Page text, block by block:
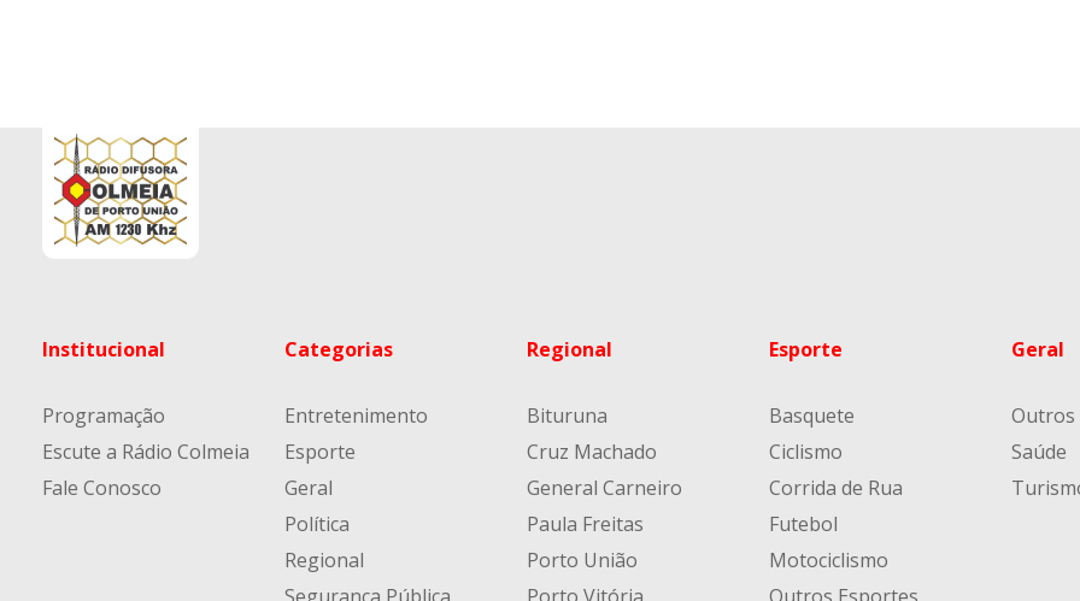
Institucional
Programação
Escute a Rádio Colmeia
Fale Conosco
Categorias
Entretenimento
Esporte
Geral
Política
Regional
Regional
Bituruna
Cruz Machado
General Carneiro
Paula Freitas
Porto União
Esporte
Basquete
Ciclismo
Corrida de Rua
Futebol
Motociclismo
Geral
Outros
Saúde